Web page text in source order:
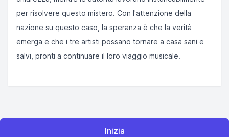
per risolvere questo mistero. Con l'attenzione della
nazione su questo caso, la speranza è che la verità
emerga e che i tre artisti possano tornare a casa sani e
salvi, pronti a continuare il loro viaggio musicale.
Inizia